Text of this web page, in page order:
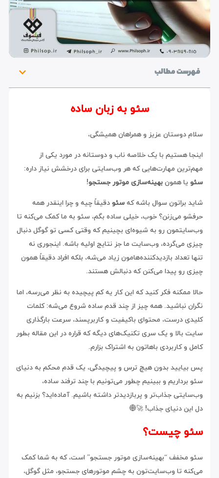
فهرست مطالب
سئو به زبان ساده
سلام دوستان عزیز و همراهان همیشگی،
اینجا هستیم با یک خلاصه ناب و دوستانه در مورد یکی از
مهم‌ترین مهارت‌هایی که هر وب‌سایتی برای درخشش نیاز داره:
سئو یا همونبهینه‌سازی موتور جستجو!
شاید براتون سوال باشه کهسئودقیقاً چیه و چرا اینقدر همه
حرفشو می‌زنن؟ خوب، خیلی ساده بگم، سئو به ما کمک می‌کنه تا
وب‌سایتمون رو به شیوه‌ای بچینیم که وقتی کسی تو گوگل دنبال
چیزی می‌گرده، وب‌سایت ما جز نتایج اولیه باشه. اینجوری نه
تنها تعداد بازدیدکننده‌هامون زیاد می‌شه، بلکه افراد دقیقاً همون
چیزی رو پیدا می‌کنن که دنبالش هستند.
حالا ممکنه فکر کنید که این کار یه کم پیچیده به نظر می‌رسه، اما
نگران نباشید. همه چیز از چند قدم ساده شروع می‌شه: کلمات
کلیدی درست، محتوای باکیفیت و کاربر‌پسند، سرعت بارگذاری
سایت بالا و یک سری تکنیک‌های دیگه که قراره در این مقاله بطور
کامل و کاربردی باهاتون به اشتراک بزارم.
پس بیایید بدون هیچ ترس و پیچیدگی، یک قدم محکم به دنیای
سئو برداریم و ببینیم چطور می‌تونیم با چند ترفند ساده،
وب‌سایتی جذاب‌تر و پربازدید‌تر داشته باشیم. آماده‌اید؟ بزنیم به
دل این دنیای جذاب! 🚀🌐
سئو چیست؟
سئو مخفف “بهینه‌سازی موتور جستجو” است، که به شما کمک
می‌کنه تا وب‌سایت‌تون به چشم موتورهای جستجو، مثل گوگل،